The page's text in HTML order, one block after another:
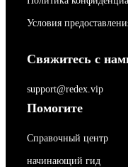
Условия
Свяжитесь с
support@redex.vip
Помогите
Справочный центр
начинающий гид